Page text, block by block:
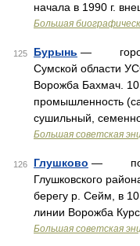
начала в 1990 г.
Большая
125 Бурынь — город
Сумской области
Ворожба Бахмач.
промышленность
сушильный,
Большая советская
126 Глушково —
Глушковского
берегу р. Сейм, в
линии Ворожба
Большая советская